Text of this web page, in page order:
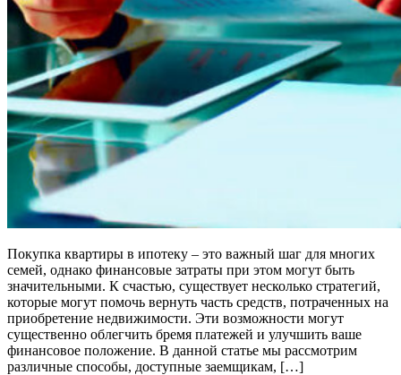
Покупка квартиры в ипотеку – это важный шаг для многих
семей, однако финансовые затраты при этом могут быть
значительными. К счастью, существует несколько стратегий,
которые могут помочь вернуть часть средств, потраченных на
приобретение недвижимости. Эти возможности могут
существенно облегчить бремя платежей и улучшить ваше
финансовое положение. В данной статье мы рассмотрим
различные способы, доступные заемщикам, […]